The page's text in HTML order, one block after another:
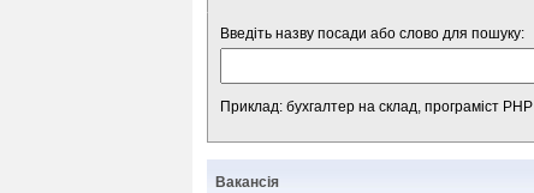
Введіть назву посади або слово для пошуку:
Приклад: бухгалтер на склад, програміст PHP
Вакансія